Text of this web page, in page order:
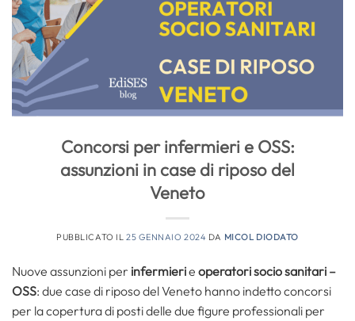
Concorsi per infermieri e OSS:
assunzioni in case di riposo del
Veneto
PUBBLICATO IL 25 GENNAIO 2024 DA MICOL DIODATO
Nuove assunzioni per infermierie operatori socio sanitari –
OSS: due case di riposo del Veneto hanno indetto concorsi
per la copertura di posti delle due figure professionali per